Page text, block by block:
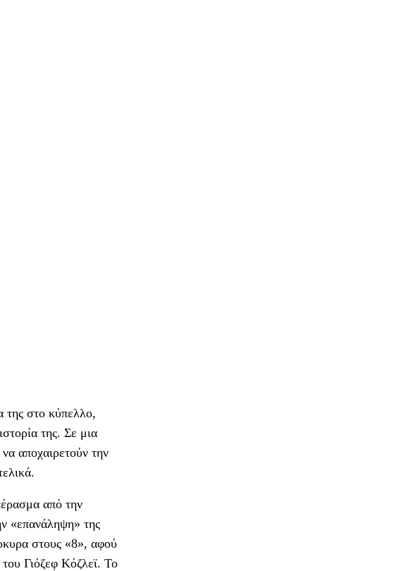
της στο κύπελλο,
της. Σε μια
αποχαιρετούν την
από την
«επανάληψη» της
στους «8», αφού
Γιόζεφ Κόζλεϊ. Το